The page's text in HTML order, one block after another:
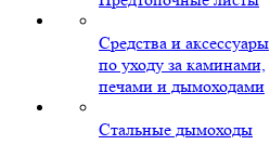
Средства и аксессуары
по уходу за каминами,
печами и дымоходами
Стальные дымоходы